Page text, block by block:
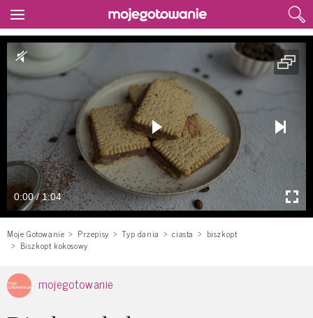
0:00 / 1:04
Moje Gotowanie Przepisy Typ dania ciasta
biszkopt
Biszkopt kokosowy
mojegotowanie